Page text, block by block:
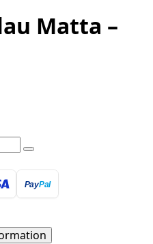
Matta –
PayPal